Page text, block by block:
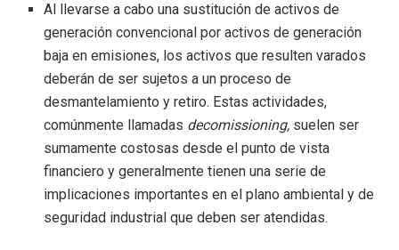
Al llevarse a cabo una sustitución de activos de
generación convencional por activos de generación
baja en emisiones, los activos que resulten varados
deberán de ser sujetos a un proceso de
desmantelamiento y retiro. Estas actividades,
comúnmente llamadas decomissioning, suelen ser
sumamente costosas desde el punto de vista
financiero y generalmente tienen una serie de
implicaciones importantes en el plano ambiental y de
seguridad industrial que deben ser atendidas.